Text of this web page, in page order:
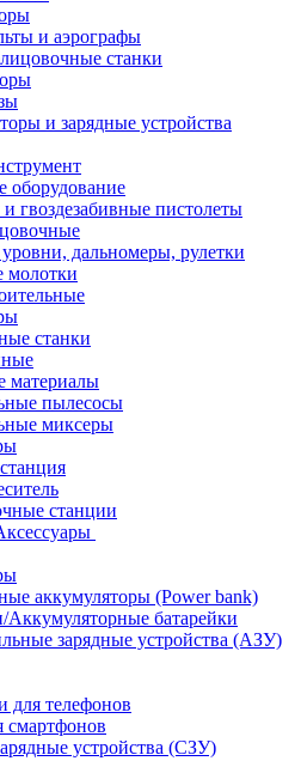
и аэрографы
станки
и зарядные устройства
оборудование
гвоздезабивные пистолеты
дальномеры, рулетки
молотки
станки
материалы
пылесосы
миксеры
станции
аккумуляторы (Power bank)
Аккумуляторные батарейки
зарядные устройства (АЗУ)
для телефонов
смартфонов
устройства (СЗУ)